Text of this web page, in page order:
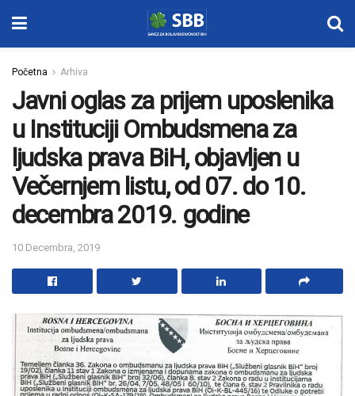
Početna Arhiva
Javni oglas za prijem uposlenika
u Instituciji Ombudsmena za
ljudska prava BiH, objavljen u
Večernjem listu, od 07. do 10.
decembra 2019. godine
10 Decembra, 2019